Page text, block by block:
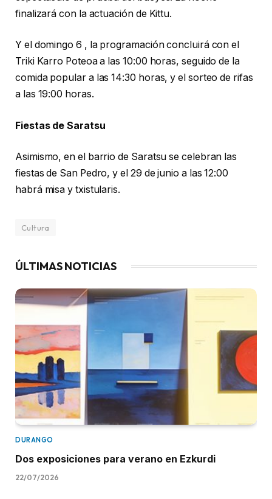
finalizará con la actuación de Kittu.
Y el domingo 6 , la programación concluirá con el
Triki Karro Poteoa a las 10:00 horas, seguido de la
comida popular a las 14:30 horas, y el sorteo de rifas
a las 19:00 horas.
Fiestas de Saratsu
Asimismo, en el barrio de Saratsu se celebran las
fiestas de San Pedro, y el 29 de junio a las 12:00
habrá misa y txistularis.
Cultura
ÚLTIMAS NOTICIAS
DURANGO
Dos exposiciones para verano en Ezkurdi
22/07/2026